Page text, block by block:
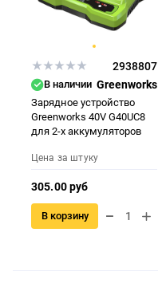
2938807
В наличии Greenworks
Зарядное устройство
Greenworks 40V G40UC8
для 2-х аккумуляторов
Цена за штуку
305.00 руб
В корзину